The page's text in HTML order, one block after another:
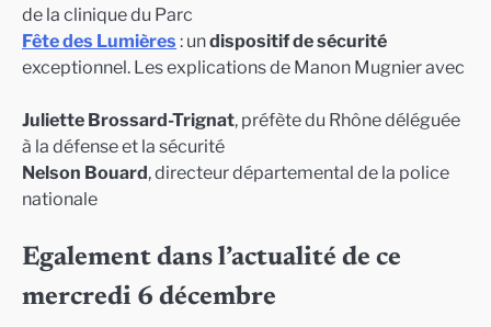
de la clinique du Parc
Fête des Lumières : undispositif de sécurité
exceptionnel. Les explications de Manon Mugnier avec
Juliette Brossard-Trignat, préfète du Rhône déléguée
à la défense et la sécurité
Nelson Bouard, directeur départemental de la police
nationale
Egalement dans l’actualité de ce
mercredi 6 décembre